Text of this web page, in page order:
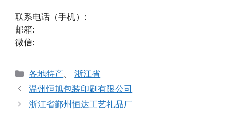
联系电话（手机）:
邮箱:
微信:
分
类
各地特产、浙江省
温州恒旭包装印刷有限公司
浙江省鄞州恒达工艺礼品厂